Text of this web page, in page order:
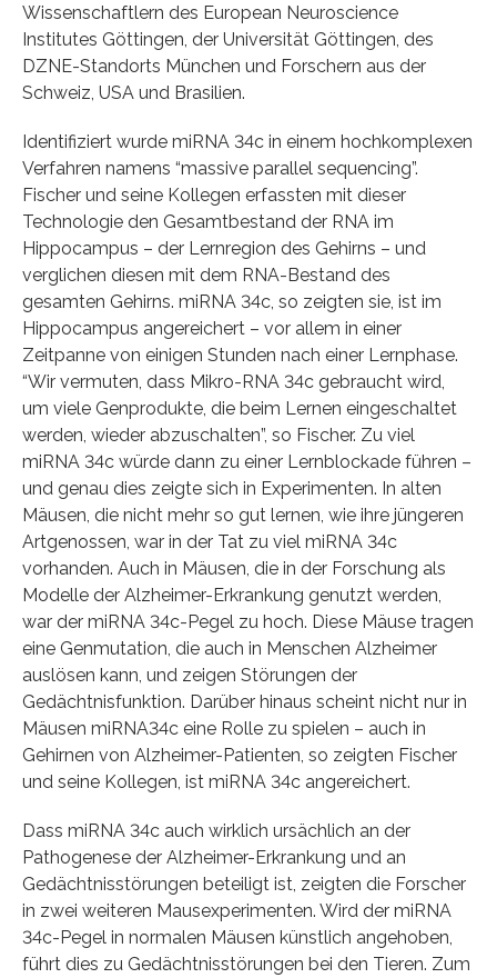
Wissenschaftlern des European Neuroscience
Institutes Göttingen, der Universität Göttingen, des
DZNE-Standorts München und Forschern aus der
Schweiz, USA und Brasilien.
Identifiziert wurde miRNA 34c in einem hochkomplexen
Verfahren namens “massive parallel sequencing”.
Fischer und seine Kollegen erfassten mit dieser
Technologie den Gesamtbestand der RNA im
Hippocampus – der Lernregion des Gehirns – und
verglichen diesen mit dem RNA-Bestand des
gesamten Gehirns. miRNA 34c, so zeigten sie, ist im
Hippocampus angereichert – vor allem in einer
Zeitpanne von einigen Stunden nach einer Lernphase.
“Wir vermuten, dass Mikro-RNA 34c gebraucht wird,
um viele Genprodukte, die beim Lernen eingeschaltet
werden, wieder abzuschalten”, so Fischer. Zu viel
miRNA 34c würde dann zu einer Lernblockade führen –
und genau dies zeigte sich in Experimenten. In alten
Mäusen, die nicht mehr so gut lernen, wie ihre jüngeren
Artgenossen, war in der Tat zu viel miRNA 34c
vorhanden. Auch in Mäusen, die in der Forschung als
Modelle der Alzheimer-Erkrankung genutzt werden,
war der miRNA 34c-Pegel zu hoch. Diese Mäuse tragen
eine Genmutation, die auch in Menschen Alzheimer
auslösen kann, und zeigen Störungen der
Gedächtnisfunktion. Darüber hinaus scheint nicht nur in
Mäusen miRNA34c eine Rolle zu spielen – auch in
Gehirnen von Alzheimer-Patienten, so zeigten Fischer
und seine Kollegen, ist miRNA 34c angereichert.
Dass miRNA 34c auch wirklich ursächlich an der
Pathogenese der Alzheimer-Erkrankung und an
Gedächtnisstörungen beteiligt ist, zeigten die Forscher
in zwei weiteren Mausexperimenten. Wird der miRNA
34c-Pegel in normalen Mäusen künstlich angehoben,
führt dies zu Gedächtnisstörungen bei den Tieren. Zum